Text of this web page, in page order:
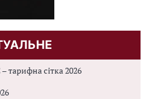
тарифна сітка 2026